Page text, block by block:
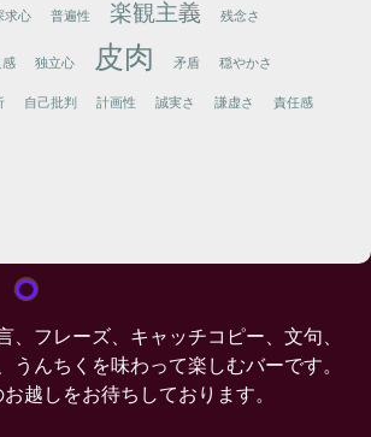
求心 普遍性 楽観主義 残念さ
独立心 皮肉 矛盾 穏やかさ
自己批判 計画性 誠実さ 謙虚さ
責任感
、フレーズ、キャッチコピー、文句、
うんちくを味わって楽しむバーです。
越しをお待ちしております。